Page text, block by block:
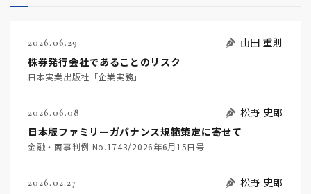
2026.06.29
山田 重則
株券発行会社であることのリスク
日本実業出版社「企業実務」
2026.06.08
松野 史郎
日本版ファミリーガバナンス規範策定に寄せて
金融・商事判例 No.1743/2026年6月15日号
2026.02.27
松野 史郎